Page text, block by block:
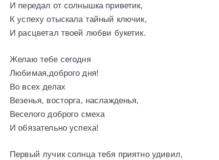
И передал от солнышка приветик,
К успеху отыскала тайный ключик,
И расцветал твоей любви букетик.
Желаю тебе сегодня
Любимая,доброго дня!
Во всех делах
Везенья, восторга, наслажденья,
Веселого доброго смеха
И обязательно успеха!
Первый лучик солнца тебя приятно удивил,